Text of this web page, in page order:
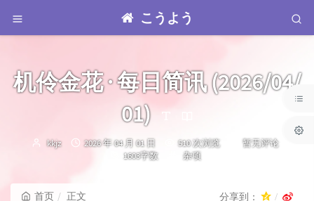
こうよう
机伶金花 · 每日简讯 (2026/04/
01)
博
kkjz
发
2026 年 04 月 01 日 510 次浏览
暂无评论
1603字数
分
杂项
首页 正文 分享到：